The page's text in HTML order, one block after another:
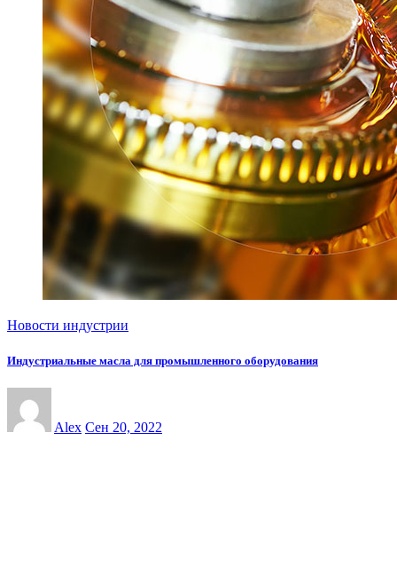
Новости индустрии
Индустриальные масла для промышленного оборудования
Alex Сен 20, 2022